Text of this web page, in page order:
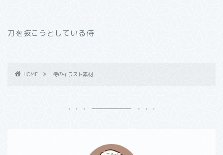
刀を抜こうとしている侍
HOME 侍のイラスト素材